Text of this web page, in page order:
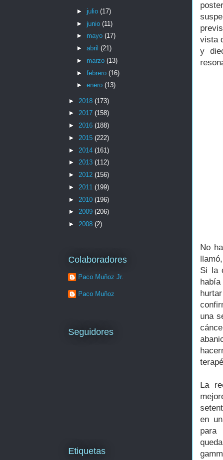
vista
y
No
Si la
una
La
en
para
► julio (17)
► junio (11)
► mayo (17)
► abril (21)
► marzo (13)
► febrero (16)
► enero (13)
► 2018 (173)
► 2017 (158)
► 2016 (188)
► 2015 (222)
► 2014 (161)
► 2013 (112)
► 2012 (156)
► 2011 (199)
► 2010 (196)
► 2009 (206)
► 2008 (2)
Colaboradores
Paco Muñoz Jr.
Paco Muñoz
Seguidores
Etiquetas